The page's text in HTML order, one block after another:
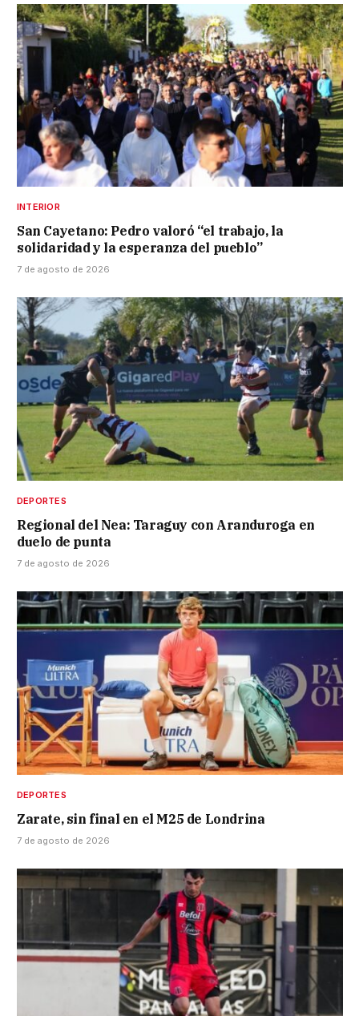
INTERIOR
San Cayetano: Pedro valoró “el trabajo, la
solidaridad y la esperanza del pueblo”
7 de agosto de 2026
DEPORTES
Regional del Nea: Taraguy con Aranduroga en
duelo de punta
7 de agosto de 2026
DEPORTES
Zarate, sin final en el M25 de Londrina
7 de agosto de 2026